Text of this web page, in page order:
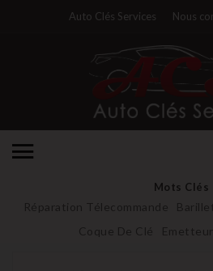
Auto Clés Services Nous
Mots Clés
Réparation Télecommande Barillet
Coque De Clé
Emetteur